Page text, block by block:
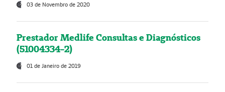
03 de Novembro de 2020
Prestador Medlife Consultas e Diagnósticos
(51004334-2)
01 de Janeiro de 2019